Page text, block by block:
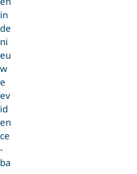
in
de
ni
eu
w
e
ev
id
en
ce
-
ba